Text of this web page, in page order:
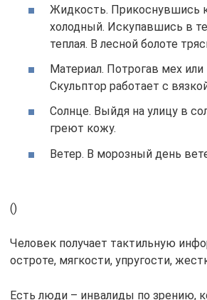
Жидкость. Прикоснувшись к
холодный. Искупавшись в
теплая. В лесной болоте
Материал. Потрогав мех
Скульптор работает с
Солнце. Выйдя на улицу в
греют кожу.
Ветер. В морозный день
()
Человек получает тактильную
остроте, мягкости, упругости,
Есть люди – инвалиды по зрению,